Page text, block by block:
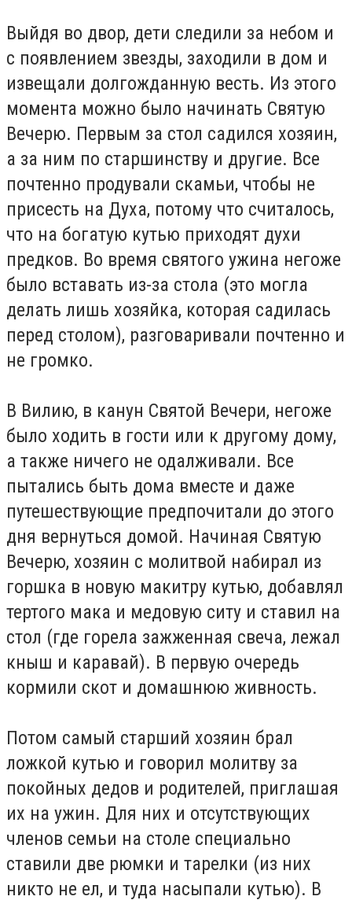
Выйдя во двор, дети следили за небом и
с появлением звезды, заходили в дом и
извещали долгожданную весть. Из этого
момента можно было начинать Святую
Вечерю. Первым за стол садился хозяин,
а за ним по старшинству и другие. Все
почтенно продували скамьи, чтобы не
присесть на Духа, потому что считалось,
что на богатую кутью приходят духи
предков. Во время святого ужина негоже
было вставать из-за стола (это могла
делать лишь хозяйка, которая садилась
перед столом), разговаривали почтенно и
не громко.
В Вилию, в канун Святой Вечери, негоже
было ходить в гости или к другому дому,
а также ничего не одалживали. Все
пытались быть дома вместе и даже
путешествующие предпочитали до этого
дня вернуться домой. Начиная Святую
Вечерю, хозяин с молитвой набирал из
горшка в новую макитру кутью, добавлял
тертого мака и медовую ситу и ставил на
стол (где горела зажженная свеча, лежал
кныш и каравай). В первую очередь
кормили скот и домашнюю живность.
Потом самый старший хозяин брал
ложкой кутью и говорил молитву за
покойных дедов и родителей, приглашая
их на ужин. Для них и отсутствующих
членов семьи на столе специально
ставили две рюмки и тарелки (из них
никто не ел, и туда насыпали кутью). В